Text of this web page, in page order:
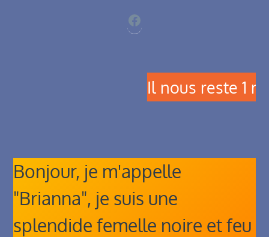
Facebook
Il nous reste 1
Bonjour, je m'appelle
"Brianna", je suis une
splendide femelle noire et feu